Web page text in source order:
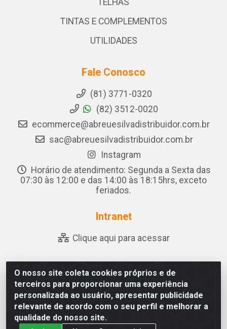
O nosso site coleta cookies próprios e de
terceiros para proporcionar uma experiência
personalizada ao usuário, apresentar publicidade
relevante de acordo com o seu perfil e melhorar a
qualidade do nosso site.
TELHAS
TINTAS E COMPLEMENTOS
UTILIDADES
Fale Conosco
(81) 3771-0320
(82) 3512-0020
ecommerce@abreuesilvadistribuidor.com.br
sac@abreuesilvadistribuidor.com.br
Instagram
Horário de atendimento: Segunda a Sexta das
07:30 às 12:00 e das 14:00 às 18:15hrs, exceto
feriados.
Intranet
Clique aqui para acessar
Abreu & Silva - Rua Padre Jose de Souza Leite, 265 - Ariado,
Olho D'Água das Flores/AL - CEP 57.442-000 - CNPJ
04.790.656/0001-06